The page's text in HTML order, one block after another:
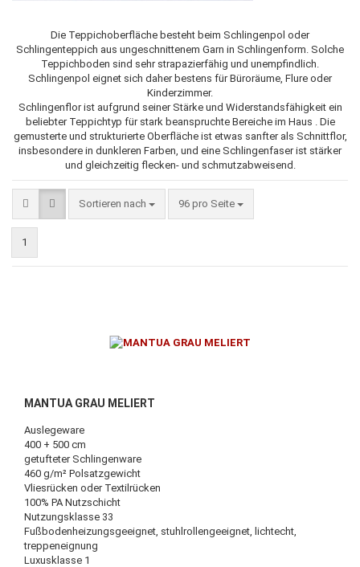
Die Teppichoberfläche besteht beim Schlingenpol oder
Schlingenteppich aus ungeschnittenem Garn in Schlingenform. Solche
Teppichboden sind sehr strapazierfähig und unempfindlich.
Schlingenpol eignet sich daher bestens für Büroräume, Flure oder
Kinderzimmer.
Schlingenflor ist aufgrund seiner Stärke und Widerstandsfähigkeit ein
beliebter Teppichtyp für stark beanspruchte Bereiche im Haus . Die
gemusterte und strukturierte Oberfläche ist etwas sanfter als Schnittflor,
insbesondere in dunkleren Farben, und eine Schlingenfaser ist stärker
und gleichzeitig flecken- und schmutzabweisend.
Sortieren nach
Sortieren nach 96 pro Seite
pro Seite
1
MANTUA GRAU MELIERT
Auslegeware
400 + 500 cm
getufteter Schlingenware
460 g/m² Polsatzgewicht
Vliesrücken oder Textilrücken
100% PA Nutzschicht
Nutzungsklasse 33
Fußbodenheizungsgeeignet, stuhlrollengeeignet, lichtecht,
treppeneignung
Luxusklasse 1